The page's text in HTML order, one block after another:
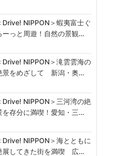
Drive! NIPPON＞蝦夷富士ぐ
ーっと周遊！自然の景観…
Drive! NIPPON＞滝雲雲海の
景をめざして 新潟・奥…
Drive! NIPPON＞三河湾の絶
を存分に満喫！愛知・三…
Drive! NIPPON＞海とともに
展してきた街を満喫 広…